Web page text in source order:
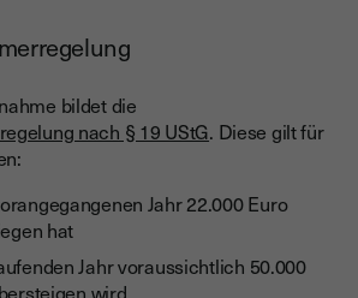
bildet die
nach § 19 UStG. Diese gilt für
Jahr 22.000 Euro
hat
Jahr voraussichtlich 50.000